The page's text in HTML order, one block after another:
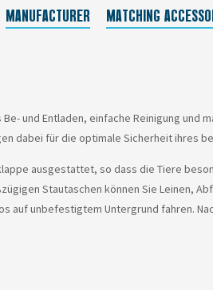
MANUFACTURER MATCHING
und Entladen, einfache Reinigung und
dabei für die optimale Sicherheit ihres
ausgestattet, so dass die Tiere
Stautaschen können Sie Leinen,
unbefestigtem Untergrund fahren.